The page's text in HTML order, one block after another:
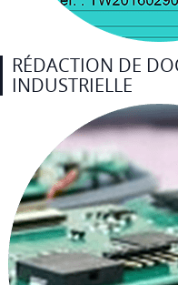
RÉDACTION DE
INDUSTRIELLE